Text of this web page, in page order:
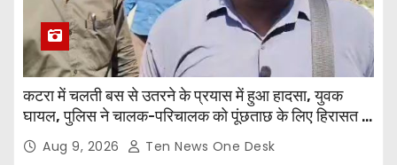
कटरा में चलती बस से उतरने के प्रयास में हुआ हादसा, युवक
घायल, पुलिस ने चालक-परिचालक को पूंछताछ के लिए हिरासत में
लियाAug 9, 2026 Ten News One Desk